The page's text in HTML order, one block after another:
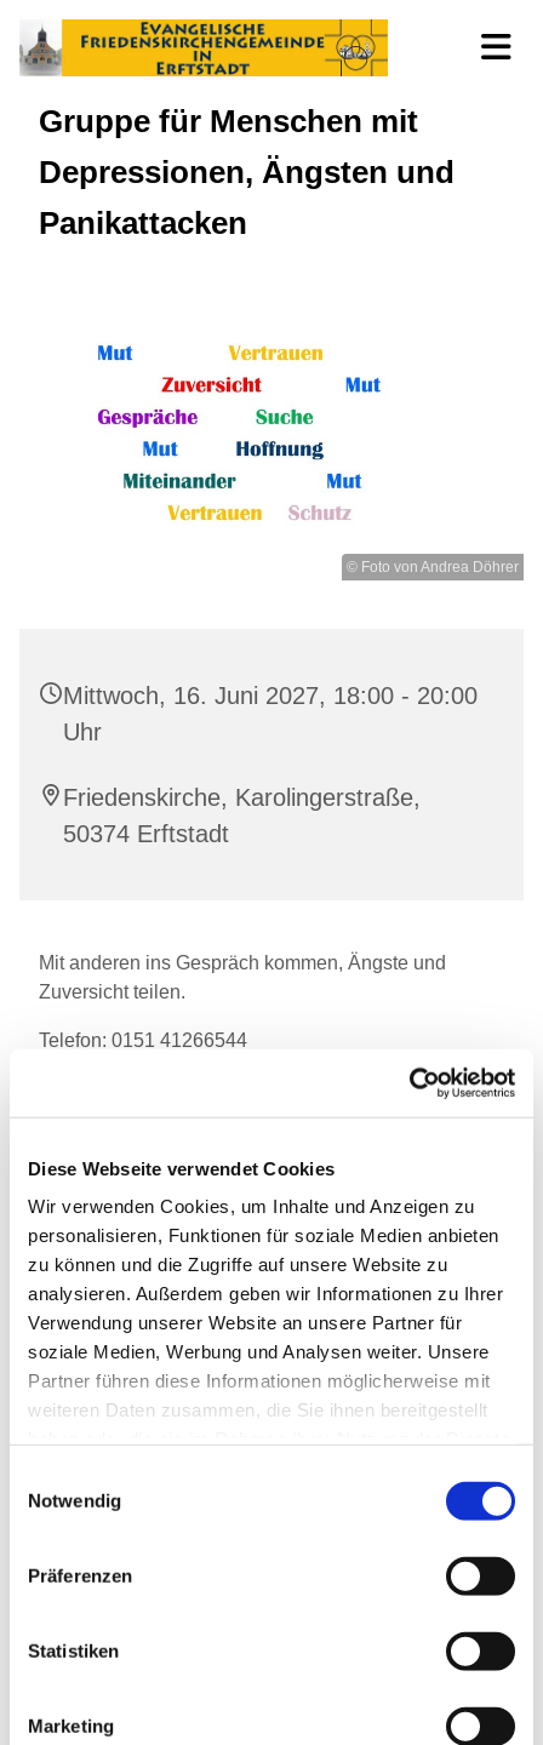
Diese Webseite verwendet Cookies
Wir verwenden Cookies, um Inhalte und Anzeigen zu
personalisieren, Funktionen für soziale Medien anbieten
zu können und die Zugriffe auf unsere Website zu
analysieren. Außerdem geben wir Informationen zu Ihrer
Verwendung unserer Website an unsere Partner für
soziale Medien, Werbung und Analysen weiter. Unsere
Partner führen diese Informationen möglicherweise mit
weiteren Daten zusammen, die Sie ihnen bereitgestellt
Notwendig
Präferenzen
Statistiken
Marketing
Gruppe für Menschen mit
Depressionen, Ängsten und
Panikattacken
© Foto von Andrea Döhrer
Mittwoch, 16. Juni 2027, 18:00 - 20:00
Uhr
Friedenskirche, Karolingerstraße,
50374 Erftstadt
Mit anderen ins Gespräch kommen, Ängste und
Zuversicht teilen.
Telefon: 0151 41266544
Dies könnte Sie auch